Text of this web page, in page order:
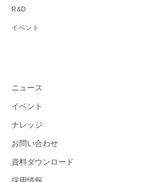
R&D
イベント
ニュース
イベント
ナレッジ
お問い合わせ
資料ダウンロード